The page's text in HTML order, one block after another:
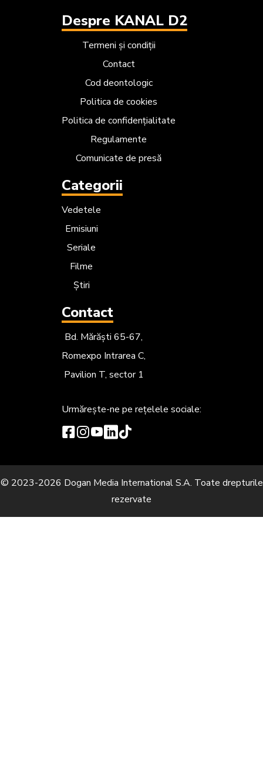
Despre KANAL D2
Termeni și condiții
Contact
Cod deontologic
Politica de cookies
Politica de confidențialitate
Regulamente
Comunicate de presă
Categorii
Vedetele
Emisiuni
Seriale
Filme
Știri
Contact
Bd. Mărăști 65-67,
Romexpo Intrarea C,
Pavilion T, sector 1
Urmărește-ne pe rețelele sociale:
© 2023-2026 Dogan Media International S.A. Toate drepturile
rezervate